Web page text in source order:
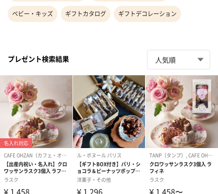
ベビー・キッズ ギフトカタログ ギフトデコレーション
プレゼント検索結果